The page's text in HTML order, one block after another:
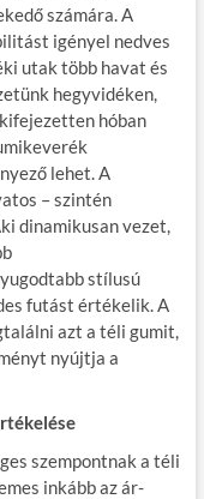
számára. A
igényel nedves
utak több havat és
hegyvidéken,
hóban
lehet. A
– szintén
dinamikusan vezet,
stílusú
futást értékelik. A
azt a téli gumit,
nyújtja a
szempontnak a téli
inkább az ár-